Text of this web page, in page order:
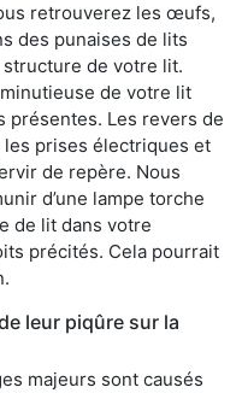
retrouverez les œufs,
des punaises de lits
de votre lit.
de votre lit
présentes. Les revers de
prises électriques et
de repère. Nous
d’une lampe torche
de lit dans votre
précités. Cela pourrait
leur piqûre sur la
majeurs sont causés